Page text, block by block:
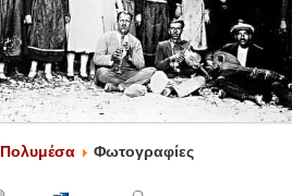
Πολυμέσα Φωτογραφίες